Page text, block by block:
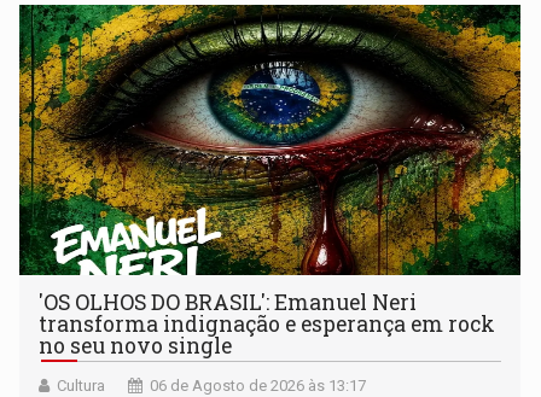
'OS OLHOS DO BRASIL': Emanuel Neri
transforma indignação e esperança em rock
no seu novo single
Cultura 06 de Agosto de 2026 às 13:17